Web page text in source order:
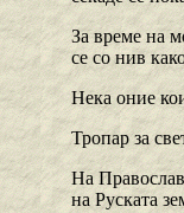
За време на
се со нив
Нека оние
Тропар за
На
на Руската